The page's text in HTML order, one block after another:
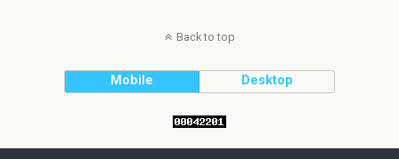
Back to top
Mobile Desktop